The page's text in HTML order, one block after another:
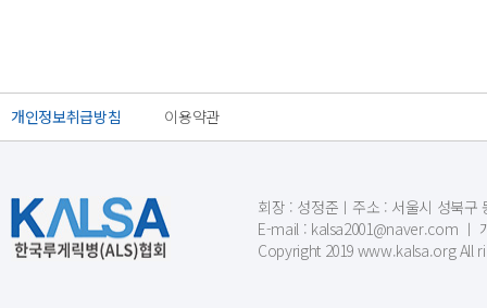
개인정보취급방침 이용약관
회장 : 성정준ㅣ주소 : 서울시 성북구
E-mail : kalsa2001@naver.com ㅣ
Copyright 2019 www.kalsa.org All